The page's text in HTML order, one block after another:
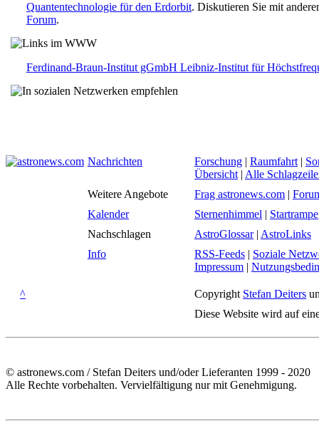
Quantentechnologie für den Erdorbit. Diskutieren Sie mit
Forum.
Ferdinand-Braun-Institut gGmbH Leibniz-Institut für
Nachrichten Forschung | Raumfahrt |
Übersicht | Alle
Weitere Angebote
Frag astronews.com |
Kalender
Sternenhimmel | Startrampe
Nachschlagen
AstroGlossar| AstroLinks
Info
RSS-Feeds | Soziale
Impressum |
^ Copyright Stefan Deiters
Diese Website wird auf
© astronews.com / Stefan Deiters und/oder Lieferanten 1999 - 2020
Alle Rechte vorbehalten. Vervielfältigung nur mit Genehmigung.